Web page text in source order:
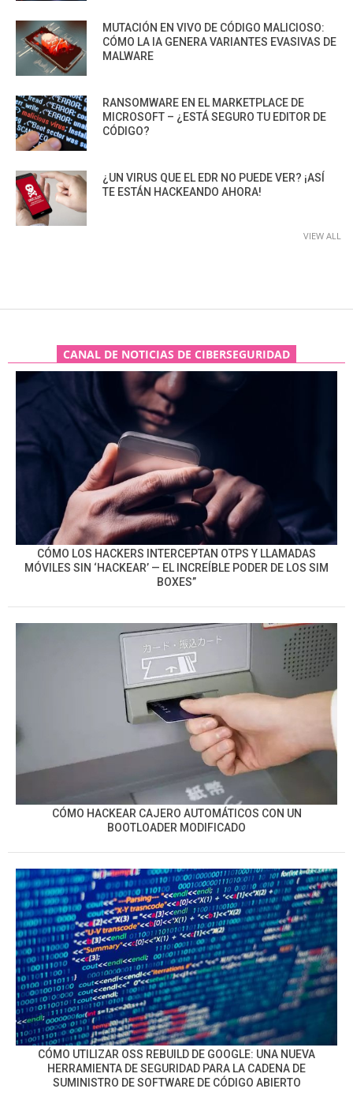
MUTACIÓN EN VIVO DE CÓDIGO MALICIOSO:
CÓMO LA IA GENERA VARIANTES EVASIVAS DE
MALWARE
RANSOMWARE EN EL MARKETPLACE DE
MICROSOFT – ¿ESTÁ SEGURO TU EDITOR DE
CÓDIGO?
¿UN VIRUS QUE EL EDR NO PUEDE VER? ¡ASÍ
TE ESTÁN HACKEANDO AHORA!
VIEW ALL
CANAL DE NOTICIAS DE CIBERSEGURIDAD
CÓMO LOS HACKERS INTERCEPTAN OTPS Y LLAMADAS
MÓVILES SIN ‘HACKEAR’ — EL INCREÍBLE PODER DE LOS SIM
BOXES”
CÓMO HACKEAR CAJERO AUTOMÁTICOS CON UN
BOOTLOADER MODIFICADO
CÓMO UTILIZAR OSS REBUILD DE GOOGLE: UNA NUEVA
HERRAMIENTA DE SEGURIDAD PARA LA CADENA DE
SUMINISTRO DE SOFTWARE DE CÓDIGO ABIERTO